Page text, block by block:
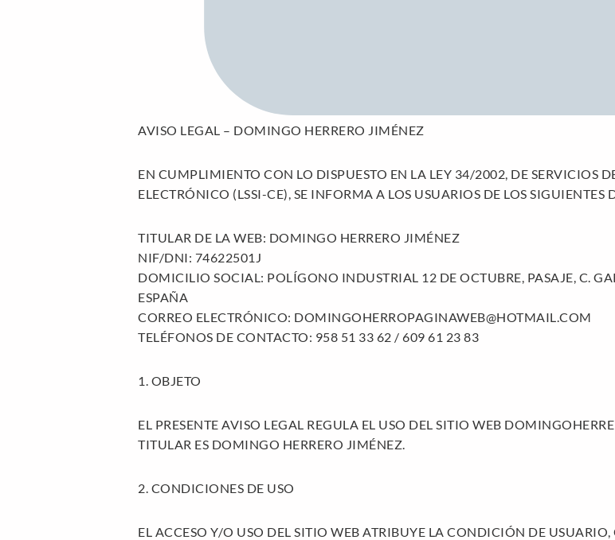
AVISO LEGAL – DOMINGO HERRERO JIMÉNEZ
EN CUMPLIMIENTO CON LO DISPUESTO EN LA LEY 34/2002, DE SERVICIOS
ELECTRÓNICO (LSSI-CE), SE INFORMA A LOS USUARIOS DE LOS SIGUIENTES
TITULAR DE LA WEB: DOMINGO HERRERO JIMÉNEZ
NIF/DNI: 74622501J
DOMICILIO SOCIAL: POLÍGONO INDUSTRIAL 12 DE OCTUBRE, PASAJE, C.
ESPAÑA
CORREO ELECTRÓNICO: DOMINGOHERROPAGINAWEB@HOTMAIL.COM
TELÉFONOS DE CONTACTO: 958 51 33 62 / 609 61 23 83
1. OBJETO
EL PRESENTE AVISO LEGAL REGULA EL USO DEL SITIO WEB
TITULAR ES DOMINGO HERRERO JIMÉNEZ.
2. CONDICIONES DE USO
EL ACCESO Y/O USO DEL SITIO WEB ATRIBUYE LA CONDICIÓN DE